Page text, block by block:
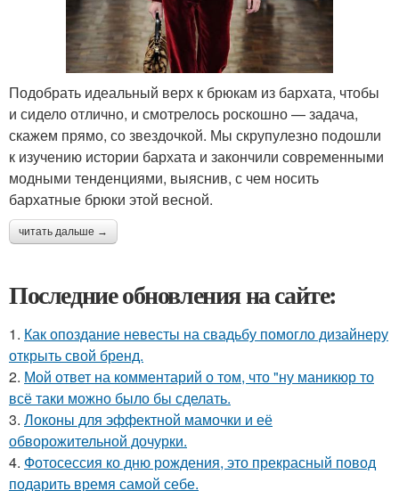
Подобрать идеальный верх к брюкам из бархата, чтобы
и сидело отлично, и смотрелось роскошно — задача,
скажем прямо, со звездочкой. Мы скрупулезно подошли
к изучению истории бархата и закончили современными
модными тенденциями, выяснив, с чем носить
бархатные брюки этой весной.
читать дальше →
Последние обновления на сайте:
1. Как опоздание невесты на свадьбу помогло дизайнеру
открыть свой бренд.
2. Мой ответ на комментарий о том, что "ну маникюр то
всё таки можно было бы сделать.
3. Локоны для эффектной мамочки и её
обворожительной дочурки.
4. Фотосессия ко дню рождения, это прекрасный повод
подарить время самой себе.